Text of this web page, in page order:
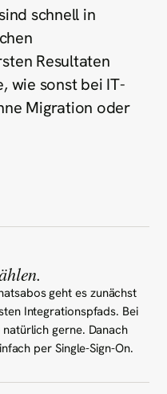
schnell in
Resultaten
wie sonst bei IT-
Migration oder
geht es zunächst
Integrationspfads. Bei
gerne. Danach
per Single-Sign-On.